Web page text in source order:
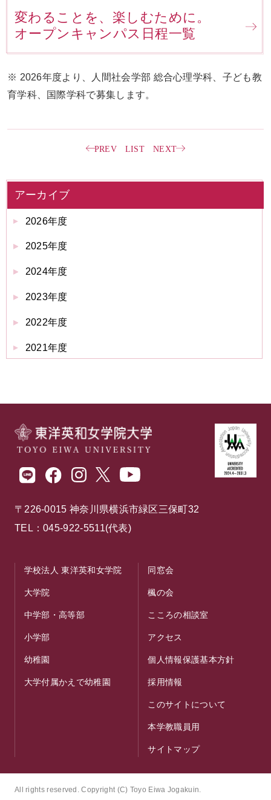
変わることを、楽しむために。
オープンキャンパス日程一覧
※ 2026年度より、人間社会学部 総合心理学科、子ども教
育学科、国際学科で募集します。
PREV LIST NEXT
アーカイブ
2026年度
2025年度
2024年度
2023年度
2022年度
2021年度
〒226-0015 神奈川県横浜市緑区三保町32
TEL：045-922-5511(代表)
学校法人 東洋英和女学院
大学院
中学部・高等部
小学部
幼稚園
大学付属かえで幼稚園
同窓会
楓の会
こころの相談室
アクセス
個人情報保護基本方針
採用情報
このサイトについて
本学教職員用
サイトマップ
All rights reserved. Copyright (C) Toyo Eiwa Jogakuin.